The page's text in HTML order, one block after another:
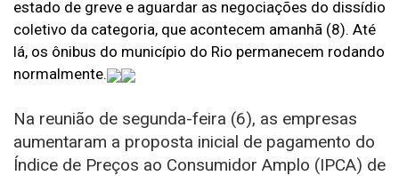
estado de greve e aguardar as negociações do dissídio
coletivo da categoria, que acontecem amanhã (8). Até
lá, os ônibus do município do Rio permanecem rodando
normalmente.
Na reunião de segunda-feira (6), as empresas
aumentaram a proposta inicial de pagamento do
Índice de Preços ao Consumidor Amplo (IPCA) de